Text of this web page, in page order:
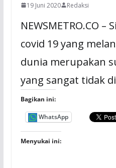
19 Juni 2020 Redaksi
NEWSMETRO.CO
covid 19 yang
dunia merupakan
yang sangat tidak
Bagikan ini:
WhatsApp
Menyukai ini: